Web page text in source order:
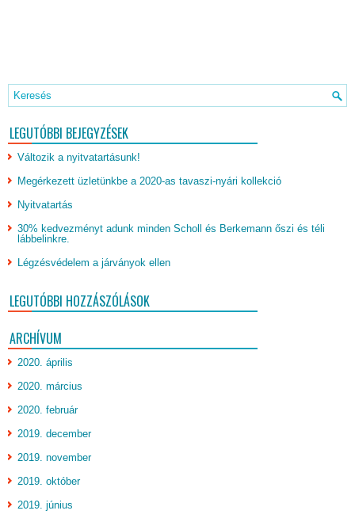
LEGUTÓBBI BEJEGYZÉSEK
Változik a nyitvatartásunk!
Megérkezett üzletünkbe a 2020-as tavaszi-nyári kollekció
Nyitvatartás
30% kedvezményt adunk minden Scholl és Berkemann őszi és téli
lábbelinkre.
Légzésvédelem a járványok ellen
LEGUTÓBBI HOZZÁSZÓLÁSOK
ARCHÍVUM
2020. április
2020. március
2020. február
2019. december
2019. november
2019. október
2019. június